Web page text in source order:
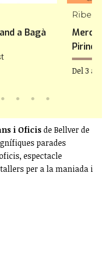
a Bagà
Mercat
Pirineu
Del 3 a 8
i Oficisde Bellver de
parades
espectacle
per a la maniada i